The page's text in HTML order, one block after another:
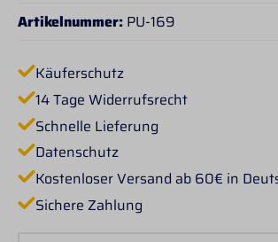
Artikelnummer: PU-169
Käuferschutz
14 Tage Widerrufsrecht
Schnelle Lieferung
Datenschutz
Kostenloser Versand ab 60€ in
Sichere Zahlung